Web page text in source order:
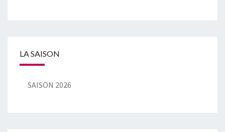
LA SAISON
SAISON 2026